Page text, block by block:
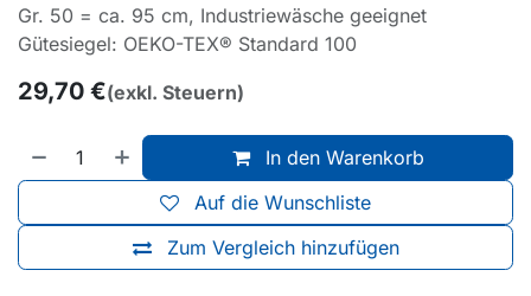
Gr. 50 = ca. 95 cm, Industriewäsche geeignet
Gütesiegel: OEKO-TEX® Standard 100
29,70 €(exkl. Steuern)
In den Warenkorb
Zum Vergleich hinzufügen
Auf die Wunschliste